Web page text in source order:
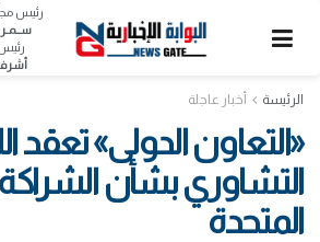
رئيس
ســمـر
رئيس
أشرف
الرئيسة أخبار عاجلة
«التعاون الدولى» تعقد
التشاوري بشأن
المتحدة